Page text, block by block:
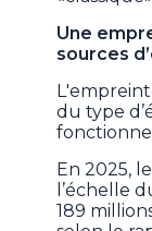
Une
sources
du type
En 2025,
l’échelle
189